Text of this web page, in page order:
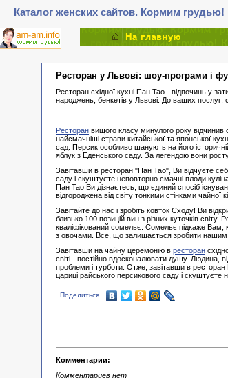
Каталог женских сайтов. Кормим грудью!
Ресторан у Львові: шоу-програми і
Ресторан східної кухні Пан Тао - відпочинь у
народжень, бенкетів у Львові. До ваших
Ресторан вищого класу минулого року відчинив
найсмачніші страви китайської та японської
сад. Персик особливо шанують на його
яблук з Еденського саду. За легендою вони
Завітавши в ресторан "Пан Тао", Ви відчуєте
саду і скуштуєте неповторно смачні плоди
Пан Тао Ви дізнаєтесь, що єдиний спосіб
відгороджена від світу тонкими стінками чайної
Завітайте до нас і зробіть ковток Сходу! Ви
близько 100 позицій вин з різних куточків
кваліфікований сомельє. Сомельє підкаже Вам,
з овочами. Все, що залишається зробити нашим
Завітавши на чайну церемонію в ресторан
світі - постійно вдосконалювати душу. Людина,
проблеми і турботи. Отже, завітавши в
цариці райського персикового саду і скуштуєте
Поделиться
Комментарии:
Комментариев нет